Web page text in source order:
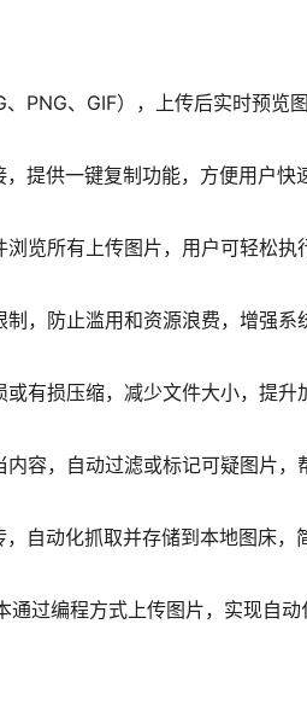
PNG、GIF），上传后实时预览
提供一键复制功能，方便用户快
览所有上传图片，用户可轻松执
，防止滥用和资源浪费，增强系
有损压缩，减少文件大小，提升
容，自动过滤或标记可疑图片，
自动化抓取并存储到本地图床，
过编程方式上传图片，实现自动